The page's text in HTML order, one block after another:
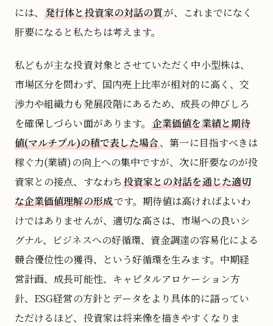
には、発行体と投資家の対話の質が、これまでになく
肝要になると私たちは考えます。
私どもが主な投資対象とさせていただく中小型株は、
市場区分を問わず、国内売上比率が相対的に高く、交
渉力や組織力も発展段階にあるため、成長の伸びしろ
を確保しづらい面があります。企業価値を業績と期待
値(マルチプル)の積で表した場合、第一に目指すべきは
稼ぐ力(業績)の向上への集中ですが、次に肝要なのが投
資家との接点、すなわち 投資家との対話を通じた適切
な企業価値理解の形成です。期待値は高ければよいわ
けではありませんが、適切な高さは、市場への良いシ
グナル、ビジネスへの好循環、資金調達の容易化による
競合優位性の獲得、という好循環を生みます。中期経
営計画、成長可能性、キャピタルアロケーション方
針、ESG経営の方針とデータをより具体的に語ってい
ただけるほど、投資家は将来像を描きやすくなりま